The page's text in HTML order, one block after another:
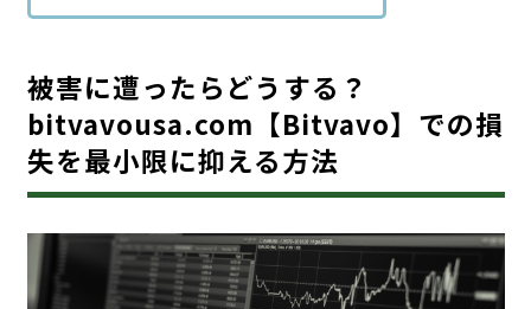
被害に遭ったらどうする？
bitvavousa.com【Bitvavo】での損
失を最小限に抑える方法